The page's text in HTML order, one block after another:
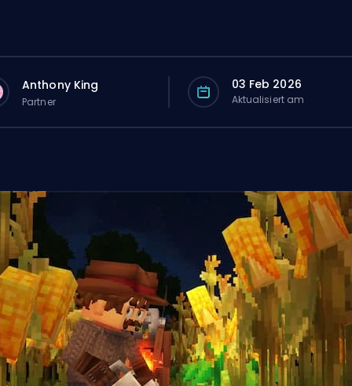
Anthony King
Partner
03 Feb 2026
Aktualisiert am